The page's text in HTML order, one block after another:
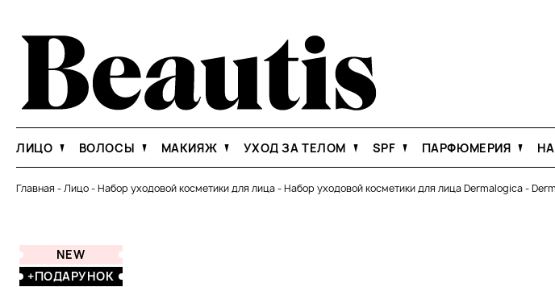
ЛИЦО ВОЛОСЫ МАКИЯЖ УХОД ЗА ТЕЛОМ SPF ПАРФЮМЕРИЯ
Главная -Лицо-Набор уходовой косметики для лица-Набор уходовой косметики для лица Dermalogica-
NEW
+ПОДАРУНОК